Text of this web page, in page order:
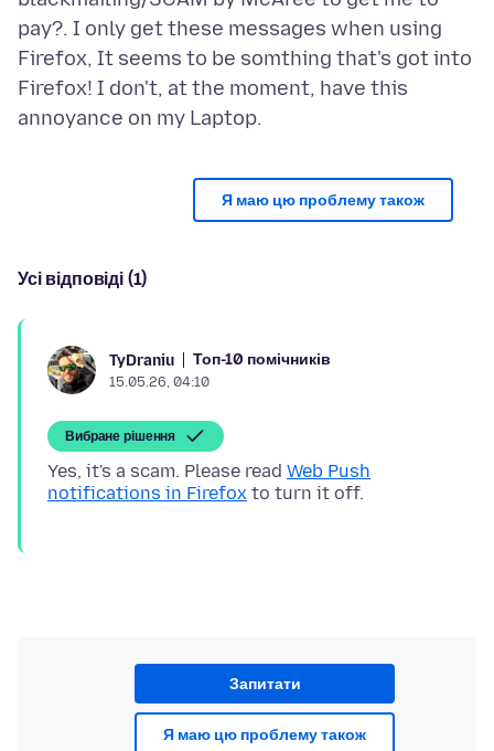
pay?. I only get these messages when using
Firefox, It seems to be somthing that's got into
Firefox! I don't, at the moment, have this
Я маю цю проблему також
Усі відповіді (1)
TyDraniu Топ-10 помічників
15.05.26, 04:10
Вибране рішення
Yes, it's a scam. Please read Web Push
notifications in Firefox
Запитати
Я маю цю проблему також